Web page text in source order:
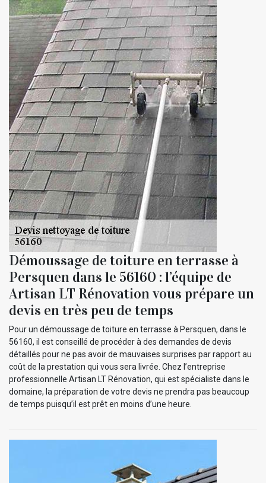
Démoussage de toiture en terrasse à
Persquen dans le 56160 : l’équipe de
Artisan LT Rénovation vous prépare un
devis en très peu de temps
Pour un démoussage de toiture en terrasse à Persquen, dans le
56160, il est conseillé de procéder à des demandes de devis
détaillés pour ne pas avoir de mauvaises surprises par rapport au
coût de la prestation qui vous sera livrée. Chez l’entreprise
professionnelle Artisan LT Rénovation, qui est spécialiste dans le
domaine, la préparation de votre devis ne prendra pas beaucoup
de temps puisqu’il est prêt en moins d’une heure.